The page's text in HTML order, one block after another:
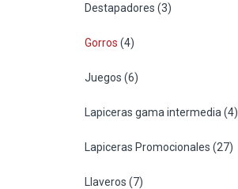
Destapadores (3)
Gorros (4)
Juegos (6)
Lapiceras gama intermedia (4)
Lapiceras Promocionales (27)
Llaveros (7)